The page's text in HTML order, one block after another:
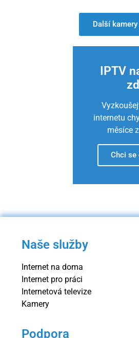
Další kamery
IPTV
internetu
měsíce
Chci se
Naše služby
Internet na doma
Internet pro práci
Internetová televize
Kamery
Podpora